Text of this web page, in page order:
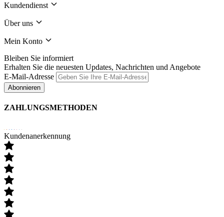
Kundendienst
Über uns
Mein Konto
Bleiben Sie informiert
Erhalten Sie die neuesten Updates, Nachrichten und Angebote
E-Mail-Adresse
Abonnieren
ZAHLUNGSMETHODEN
Kundenanerkennung